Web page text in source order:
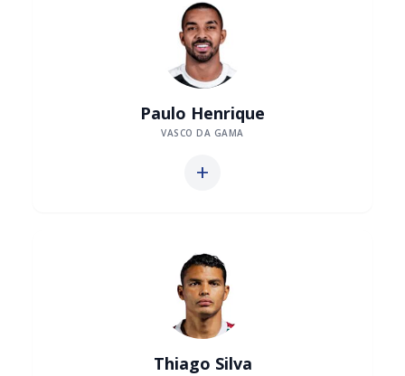
Paulo Henrique
VASCO DA GAMA
add
Thiago Silva